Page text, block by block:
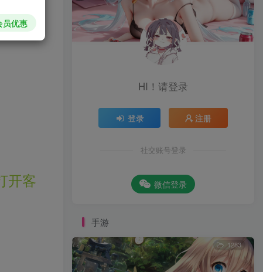
开客
HI！请登录
登录 注册
社交账号登录
微信登录
手游
1283
员优惠